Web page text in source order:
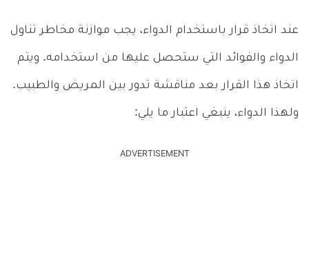
عند اتخاذ قرار باستخدام الدواء، يجب موازنة مخاطر تناول
الدواء والفوائد التي ستحصل عليها من استخدامه. ويتم
اتخاذ هذا القرار بعد مناقشة تدور بين المريض والطبيب.
ولهذا الدواء، ينبغي اعتبار ما يلي:
ADVERTISEMENT